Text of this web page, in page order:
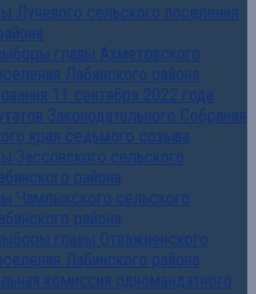
Лучевого сельского поселения
главы Ахметовского
Лабинского района
11 сентября 2022 года
Законодательного Собрания
края седьмого созыва
Зассовского сельского
района
Чамлыкского сельского
района
главы Отважненского
Лабинского района
комиссия одномандатного